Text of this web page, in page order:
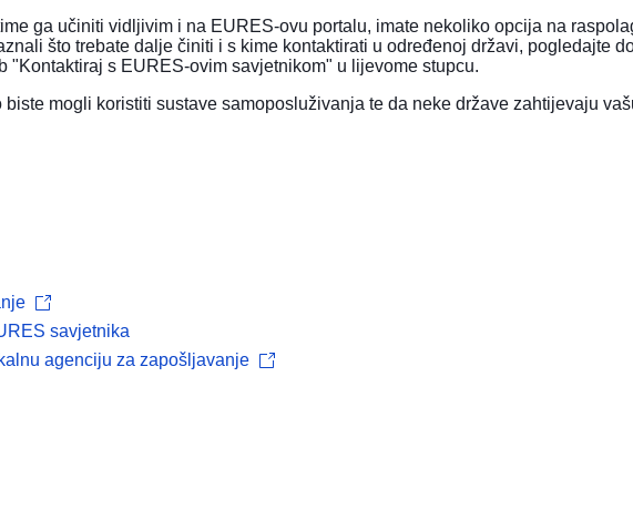
ga učiniti vidljivim i na EURES-ovu portalu, imate nekoliko opcija na
što trebate dalje činiti i s kime kontaktirati u određenoj državi, pogledajte
s EURES-ovim savjetnikom" u lijevome stupcu.
mogli koristiti sustave samoposluživanja te da neke države zahtijevaju
savjetnika
agenciju za zapošljavanje